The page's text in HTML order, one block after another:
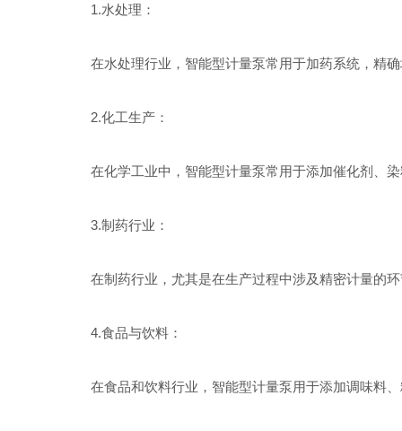
1.水处理：
在水处理行业，智能型计量泵常用于加药系统，精确
2.化工生产：
在化学工业中，智能型计量泵常用于添加催化剂、染
3.制药行业：
在制药行业，尤其是在生产过程中涉及精密计量的环
4.食品与饮料：
在食品和饮料行业，智能型计量泵用于添加调味料、